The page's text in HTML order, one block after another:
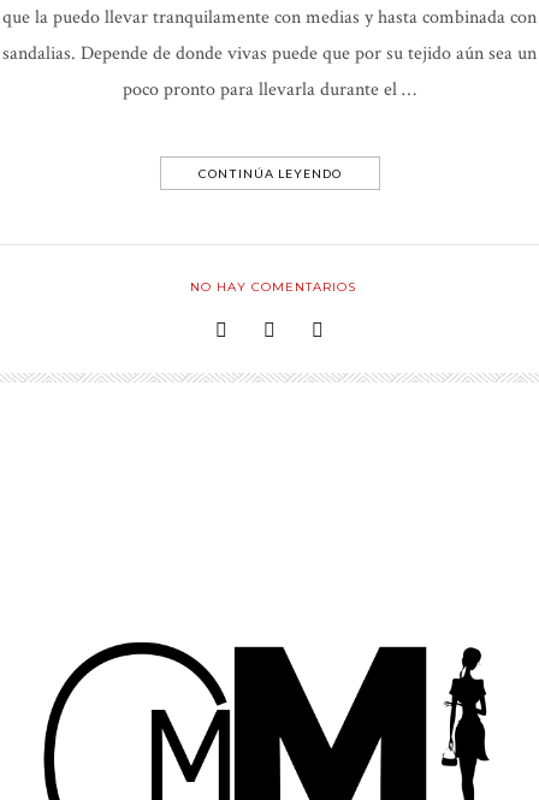
que la puedo llevar tranquilamente con medias y hasta combinada con
sandalias. Depende de donde vivas puede que por su tejido aún sea un
poco pronto para llevarla durante el …
CONTINÚA LEYENDO
NO HAY COMENTARIOS